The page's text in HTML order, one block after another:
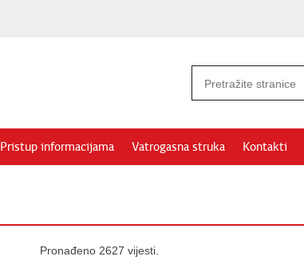
Pristup informacijama Vatrogasna struka Kontakti
Pronađeno 2627 vijesti.